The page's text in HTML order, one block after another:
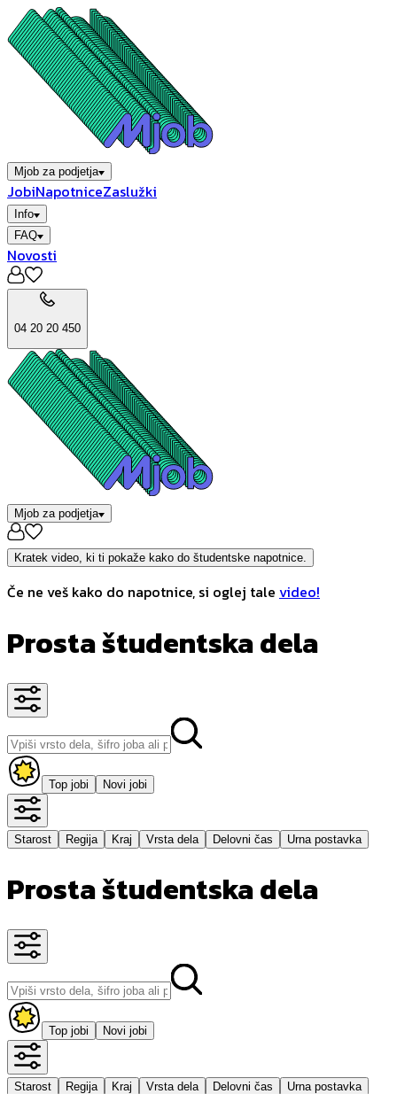
Mjob za podjetja
JobiNapotniceZaslužki
Info
FAQ
Novosti
04 20 20 450
Mjob za podjetja
Kratek video, ki ti pokaže kako do študentske napotnice.
Če ne veš kako do napotnice, si oglej tale video!
Prosta študentska dela
Top jobi Novi jobi
Starost Regija Kraj Vrsta dela Delovni čas Urna postavka
Prosta študentska dela
Top jobi Novi jobi
Starost Regija Kraj Vrsta dela Delovni čas Urna postavka